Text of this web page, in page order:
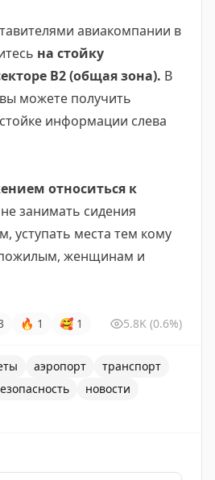
авиакомпании в
на стойку
В2 (общая зона). В
можете получить
информации слева
относиться к
занимать сидения
уступать места тем кому
женщинам и
🔥 1 🥰 1 5.8K (0.6%)
аэропорт
транспорт
новости